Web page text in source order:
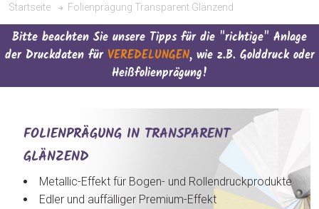
Startseite Folienprägung Transparent Glänzend
Bitte beachten Sie unsere Tipps für die "richtige" Anlage
der Druckdaten für VEREDELUNGEN, wie z.B. Golddruck oder
Heißfolienprägung!
FOLIENPRÄGUNG IN TRANSPARENT
GLÄNZEND
Metallic-Effekt für Bogen- und Rollendruckprodukte
Edler und auffälliger Premium-Effekt